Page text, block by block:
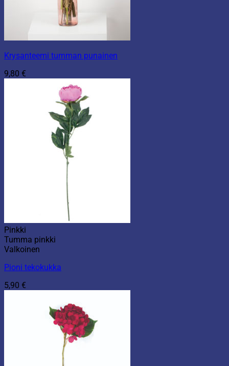
Krysanteemi tumman punainen
9,80 €
Pinkki
Tumma pinkki
Valkoinen
Pioni tekokukka
5,90 €